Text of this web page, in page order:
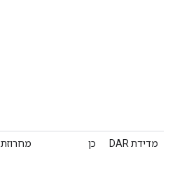
מדידת DAR כן מחרוזת